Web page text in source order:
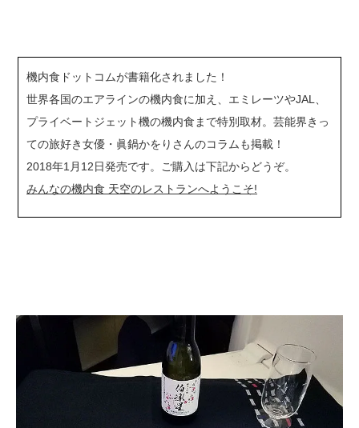
機内食ドットコムが書籍化されました！
世界各国のエアラインの機内食に加え、エミレーツやJAL、
プライベートジェット機の機内食まで特別取材。芸能界きっ
ての旅好き女優・眞鍋かをりさんのコラムも掲載！
2018年1月12日発売です。ご購入は下記からどうぞ。
みんなの機内食 天空のレストランへようこそ!